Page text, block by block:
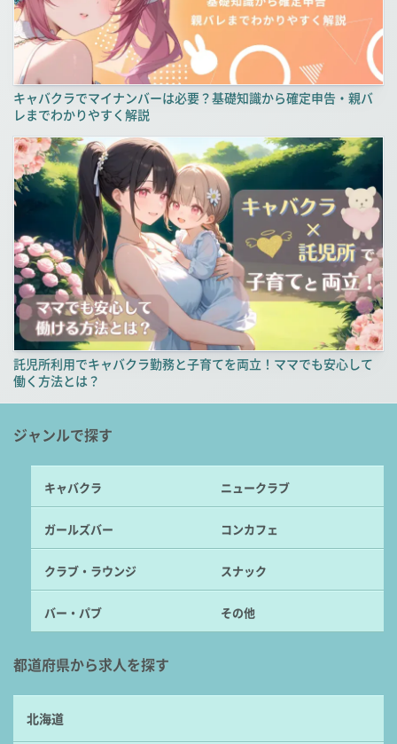
キャバクラでマイナンバーは必要？基礎知識から確定申告・親バ
レまでわかりやすく解説
託児所利用でキャバクラ勤務と子育てを両立！ママでも安心して
働く方法とは？
ジャンルで探す
キャバクラ ニュークラブ
ガールズバー コンカフェ
クラブ・ラウンジ スナック
バー・パブ その他
都道府県から求人を探す
北海道